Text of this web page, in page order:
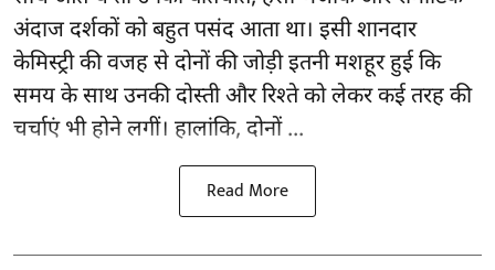
अंदाज दर्शकों को बहुत पसंद आता था। इसी शानदार
केमिस्ट्री की वजह से दोनों की जोड़ी इतनी मशहूर हुई कि
समय के साथ उनकी दोस्ती और रिश्ते को लेकर कई तरह की
चर्चाएं भी होने लगीं। हालांकि, दोनों ...
Read More